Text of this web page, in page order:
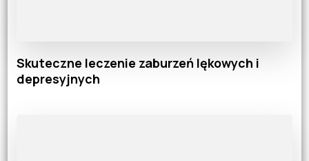
Skuteczne leczenie zaburzeń lękowych i
depresyjnych